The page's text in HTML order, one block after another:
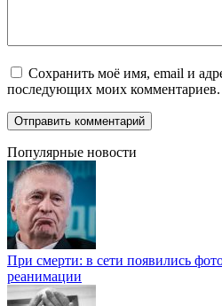
Сохранить моё имя, email и
последующих моих комментариев.
Популярные новости
При смерти: в сети появились
реанимации